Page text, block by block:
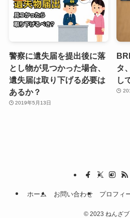
警察に遺失届を提出後に落
とし物が見つかった場合、
遺失届は取り下げる必要は
あるか？
2019年5月13日
タ
し
ホーム お問い合わせ プロフィ
©2023 ねんざブ